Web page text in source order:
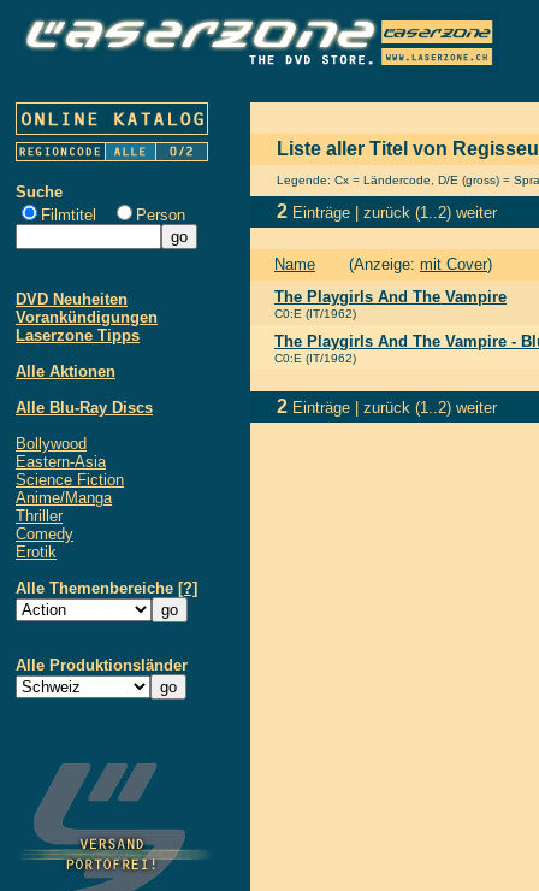
Suche
Filmtitel
Person
DVD Neuheiten
Vorankündigungen
Laserzone Tipps
Alle Aktionen
Alle Blu-Ray Discs
Bollywood
Eastern-Asia
Science Fiction
Anime/Manga
Thriller
Comedy
Erotik
Alle Themenbereiche [?]
Alle Produktionsländer
Liste aller Titel von
Legende: Cx = Ländercode, D/E (gross) =
2 Einträge | zurück (1..2) weiter
Name (Anzeige: mit Cover)
The Playgirls And The Vampire
C0:E (IT/1962)
The Playgirls And The Vampire -
C0:E (IT/1962)
2 Einträge | zurück (1..2) weiter